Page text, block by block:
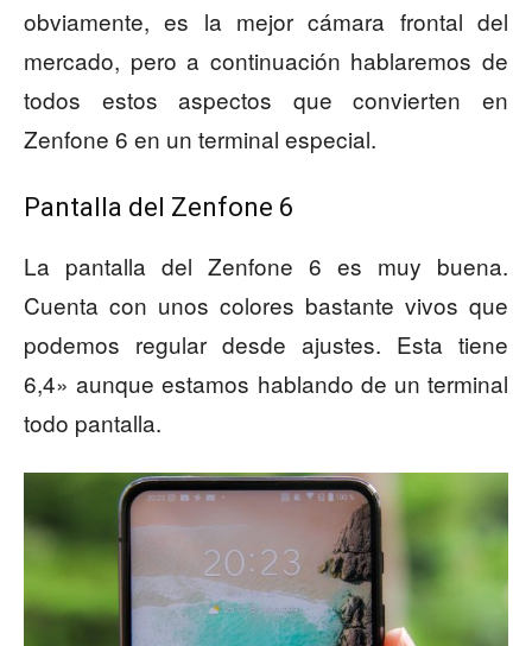
obviamente, es la mejor cámara frontal del
mercado, pero a continuación hablaremos de
todos estos aspectos que convierten en
Zenfone 6 en un terminal especial.
Pantalla del Zenfone 6
La pantalla del Zenfone 6 es muy buena.
Cuenta con unos colores bastante vivos que
podemos regular desde ajustes. Esta tiene
6,4» aunque estamos hablando de un terminal
todo pantalla.